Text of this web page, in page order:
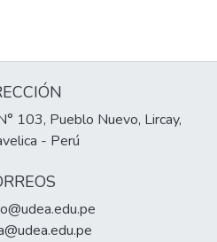
103, Pueblo Nuevo, Lircay,
- Perú